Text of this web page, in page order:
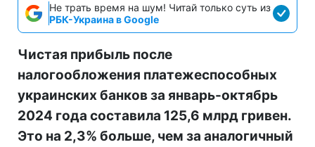
Не трать время на шум! Читай только суть из
РБК-Украина в Google
Чистая прибыль после
налогообложения платежеспособных
украинских банков за январь-октябрь
2024 года составила 125,6 млрд гривен.
Это на 2,3% больше, чем за аналогичный